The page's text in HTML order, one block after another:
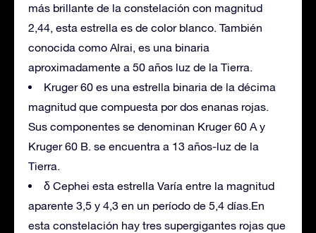
más brillante de la constelación con magnitud
2,44, esta estrella es de color blanco. También
conocida como Alrai, es una binaria
aproximadamente a 50 años luz de la Tierra.
Kruger 60 es una estrella binaria de la décima
magnitud que compuesta por dos enanas rojas.
Sus componentes se denominan Kruger 60 A y
Kruger 60 B. se encuentra a 13 años-luz de la
Tierra.
δ Cephei esta estrella Varía entre la magnitud
aparente 3,5 y 4,3 en un período de 5,4 días.En
esta constelación hay tres supergigantes rojas que